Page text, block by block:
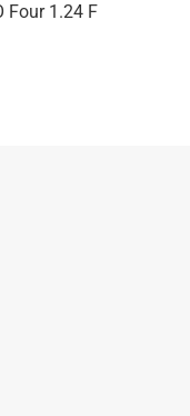
Four 1.24 F
камера сгорания
пламени в